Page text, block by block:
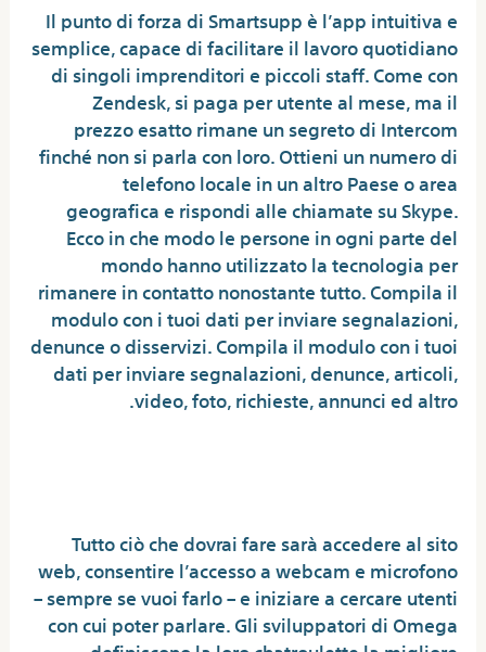
Il punto di forza di Smartsupp è l’app intuitiva e
semplice, capace di facilitare il lavoro quotidiano
di singoli imprenditori e piccoli staff. Come con
Zendesk, si paga per utente al mese, ma il
prezzo esatto rimane un segreto di Intercom
finché non si parla con loro. Ottieni un numero di
telefono locale in un altro Paese o area
geografica e rispondi alle chiamate su Skype.
Ecco in che modo le persone in ogni parte del
mondo hanno utilizzato la tecnologia per
rimanere in contatto nonostante tutto. Compila il
modulo con i tuoi dati per inviare segnalazioni,
denunce o disservizi. Compila il modulo con i tuoi
dati per inviare segnalazioni, denunce, articoli,
video, foto, richieste, annunci ed altro.
Tutto ciò che dovrai fare sarà accedere al sito
web, consentire l’accesso a webcam e microfono
– sempre se vuoi farlo – e iniziare a cercare utenti
con cui poter parlare. Gli sviluppatori di Omega